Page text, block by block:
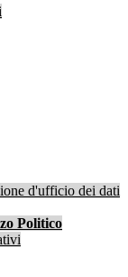
d'ufficio dei dati
Politico